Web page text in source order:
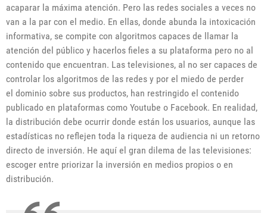
acaparar la máxima atención. Pero las redes sociales a veces no
van a la par con el medio. En ellas, donde abunda la intoxicación
informativa, se compite con algoritmos capaces de llamar la
atención del público y hacerlos fieles a su plataforma pero no al
contenido que encuentran. Las televisiones, al no ser capaces de
controlar los algoritmos de las redes y por el miedo de perder
el dominio sobre sus productos, han restringido el contenido
publicado en plataformas como Youtube o Facebook. En realidad,
la distribución debe ocurrir donde están los usuarios, aunque las
estadísticas no reflejen toda la riqueza de audiencia ni un retorno
directo de inversión. He aquí el gran dilema de las televisiones:
escoger entre priorizar la inversión en medios propios o en
distribución.